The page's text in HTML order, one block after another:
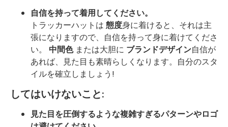
自信を持って着用してください。
トラッカーハットは 態度身に着けると、それは主
張になりますので、自信を持って身に着けてくださ
い。 中間色または大胆に ブランドデザイン自信が
あれば、見た目も素晴らしくなります。自分のスタ
イルを確立しましょう!
してはいけないこと:
見た目を圧倒するような複雑すぎるパターンやロゴ